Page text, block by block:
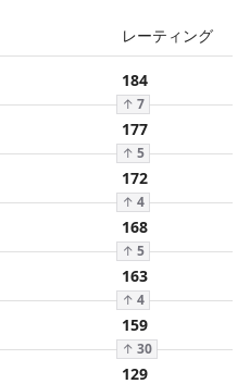
レーティング
184
↑ 7
177
↑ 5
172
↑ 4
168
↑ 5
163
↑ 4
159
↑ 30
129